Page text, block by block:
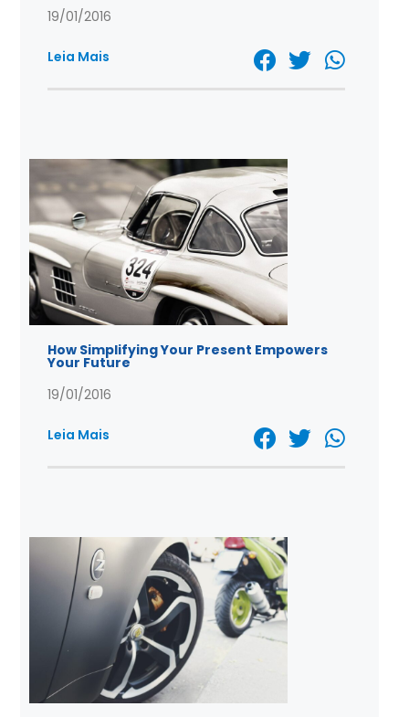
19/01/2016
Leia Mais
How Simplifying Your Present Empowers
Your Future
19/01/2016
Leia Mais